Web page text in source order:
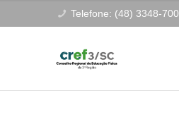
Telefone: (48) 3348-